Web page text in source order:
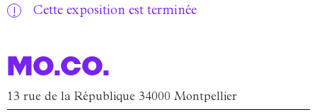
Cette exposition est terminée
MO.CO.
13 rue de la République 34000 Montpellier